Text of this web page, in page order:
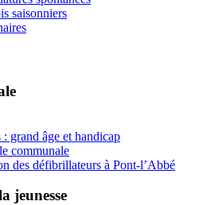
saisonniers
: grand âge et handicap
communale
des défibrillateurs à Pont-l’Abbé
jeunesse